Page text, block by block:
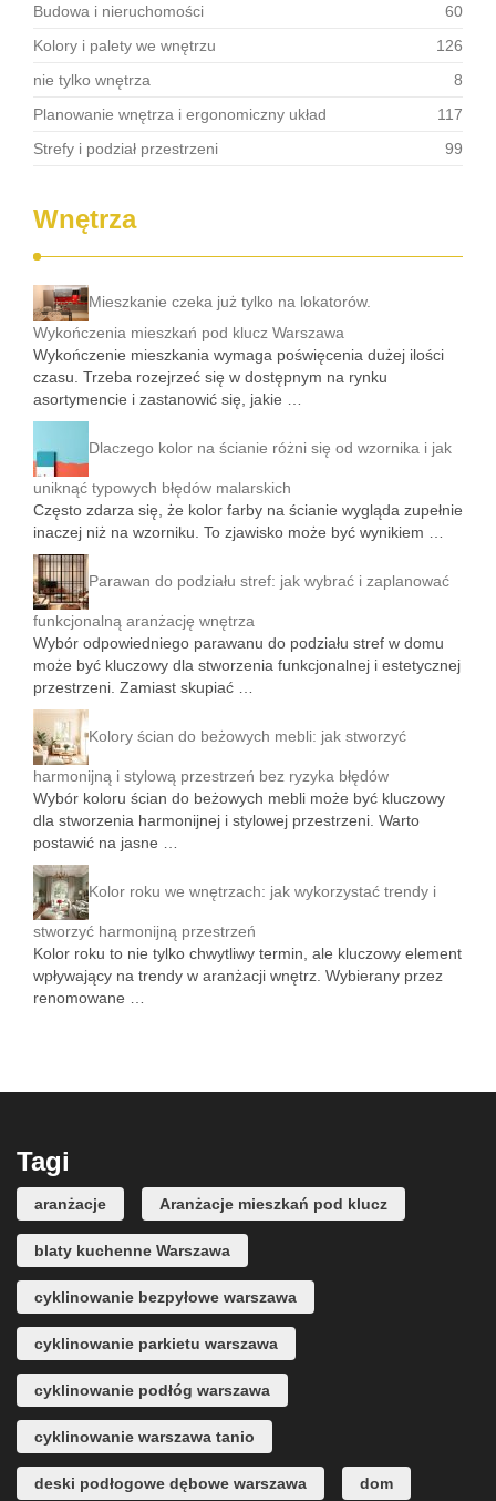
Budowa i nieruchomości
60
Kolory i palety we wnętrzu
126
nie tylko wnętrza
8
Planowanie wnętrza i ergonomiczny układ
117
Strefy i podział przestrzeni
99
Wnętrza
Mieszkanie czeka już tylko na lokatorów.
Wykończenia mieszkań pod klucz Warszawa
Wykończenie mieszkania wymaga poświęcenia dużej ilości
czasu. Trzeba rozejrzeć się w dostępnym na rynku
asortymencie i zastanowić się, jakie …
Dlaczego kolor na ścianie różni się od wzornika i jak
uniknąć typowych błędów malarskich
Często zdarza się, że kolor farby na ścianie wygląda zupełnie
inaczej niż na wzorniku. To zjawisko może być wynikiem …
Parawan do podziału stref: jak wybrać i zaplanować
funkcjonalną aranżację wnętrza
Wybór odpowiedniego parawanu do podziału stref w domu
może być kluczowy dla stworzenia funkcjonalnej i estetycznej
przestrzeni. Zamiast skupiać …
Kolory ścian do beżowych mebli: jak stworzyć
harmonijną i stylową przestrzeń bez ryzyka błędów
Wybór koloru ścian do beżowych mebli może być kluczowy
dla stworzenia harmonijnej i stylowej przestrzeni. Warto
postawić na jasne …
Kolor roku we wnętrzach: jak wykorzystać trendy i
stworzyć harmonijną przestrzeń
Kolor roku to nie tylko chwytliwy termin, ale kluczowy element
wpływający na trendy w aranżacji wnętrz. Wybierany przez
renomowane …
Tagi
aranżacje Aranżacje mieszkań pod klucz
blaty kuchenne Warszawa
cyklinowanie bezpyłowe warszawa
cyklinowanie parkietu warszawa
cyklinowanie podłóg warszawa
cyklinowanie warszawa tanio
deski podłogowe dębowe warszawa dom